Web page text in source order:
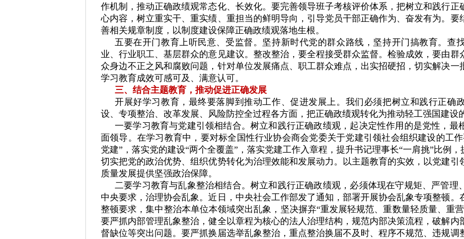
作机制，推动正确政绩观常态化、长效化。要完善领导班子考核评价体系，把树立和践行正
心内容，树立重实干、重实绩、重担当的鲜明导向，引导党员干部正确作为、奋发有为。要
善相关规章制度，以制度建设保障正确政绩观落地生根。
五要在开门教育上听民意、受监督。坚持新时代党的群众路线，坚持开门搞教育。查
业、行业职工、基层群众的意见建议。整改整治，要全程接受群众监督。检验成效，要由群
众身边不正之风和腐败问题，针对单位发展痛点、职工群众难点，出实招硬招，切实解决一
学习教育成效可感可及、满意认可。
三、结合主题教育，推动促进正确发展
开展好学习教育，最终要落脚到推动工作、促进发展上。我们必须把树立和践行正确
设、专项整治、改革发展、风险防控全过程各方面，把正确政绩观转化为推动轻工强国建设
一要学习教育与党建引领相结合。树立和践行正确政绩观，起决定性作用的是党性，最
面领导。在学习教育中，要对标全国性行业协会商会党委关于党建引领社会组织建设的工
党建”，落实党的建设“两个全覆盖”，落实党建工作入章程，提升书记理事长“一肩挑”比例，
切实把党的政治优势、组织优势转化为治理效能和发展动力。以主题教育的实效，以党建引
质量发展提供坚强政治保障。
二要学习教育与乱象整治相结合。树立和践行正确政绩观，必须体现在守规矩、严管理
中央要求，治理协会乱象。近日，中央社会工作部发了通知，部署开展协会乱象专项整顿。
整顿要求，集中整治本单位本领域突出乱象，坚决摒弃“重发展轻规范、重数量轻质量、重营
要严抓内部管理乱象整治，健全以章程为核心的法人治理结构，规范内部决策流程，破解内
督缺位等突出问题。要严抓换届选举乱象整治，重点整治换届不及时、程序不规范、违规调